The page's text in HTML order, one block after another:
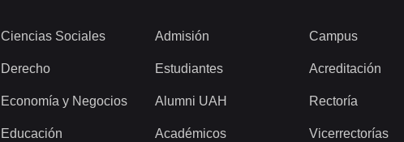
Ciencias Sociales
Derecho
Economía y Negocios
Educación
Admisión
Estudiantes
Alumni UAH
Académicos
Campus
Acreditación
Rectoría
Vicerrectorías